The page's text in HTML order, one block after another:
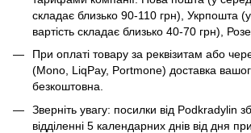
складає близько 90-110 грн), Укрпошта
вартість складає близько 40-70 грн),
При оплаті товару за реквізитам або
(Mono, LiqPay, Portmone) доставка
безкоштовна.
Зверніть увагу: посилки від Podkradylin
відділенні 5 календарних днів від дня